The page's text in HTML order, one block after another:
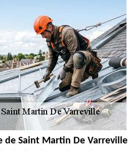
de Saint Martin De Varreville